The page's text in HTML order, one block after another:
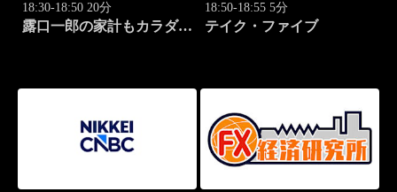
18:30-18:50 20分
露口一郎の家計もカラダも
18:50-18:55 5分
テイク・ファイブ